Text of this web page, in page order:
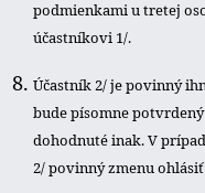
podmienkami u tretej
účastníkovi 1/.
Účastník 2/ je povinný
bude písomne
dohodnuté inak. V
2/ povinný zmenu